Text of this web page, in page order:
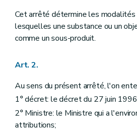
Cet arrêté détermine les
lesquelles une substance ou un
comme un sous-produit.
Art. 2.
Au sens du présent arrêté, l'on
1° décret: le décret du 27 juin
2° Ministre: le Ministre qui a
attributions;